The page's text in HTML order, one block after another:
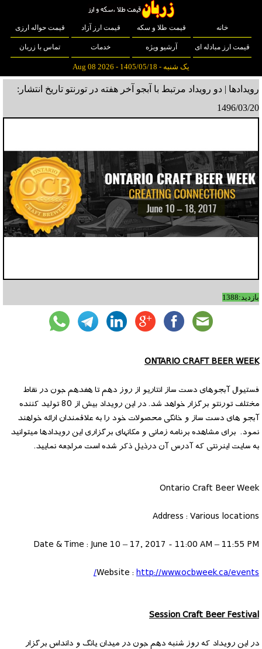
خانه قیمت طلا و سکه قیمت ارز آزاد قیمت حواله ارزی
قیمت ارز مبادله ای آرشیو ویژه خدمات تماس با زربان
یک شنبه - 1405/05/18 - Aug 08 2026
رویدادها | دو رویداد مرتبط با آبجو آخر هفته در تورنتو تاریخ انتشار:
1496/03/20
بازدید:1388
ONTARIO CRAFT BEER WEEK
فستیوال آبجوهای دست ساز انتاریو از روز دهم تا هفدهم جون در نقاط
مختلف تورنتو برگزار خواهد شد. در این رویداد بیش از 80 تولید کننده
آبجو های دست ساز و خانگی محصولات خود را به علاقمندان ارائه خواهند
نمود. برای مشاهده برنامه زمانی و مکانهای برگزاری این رویدادها میتوانید
به سایت اینرنتی که آدرس آن درذیل ذکر شده است مراجعه نمایید.
Ontario Craft Beer Week
Address : Various locations
Date & Time : June 10 – 17, 2017 - 11:00 AM – 11:55 PM
Website :http://www.ocbweek.ca/events/
Session Craft Beer Festival
در این رویداد که روز شنبه دهم جون در میدان یانگ و دانداس برگزار